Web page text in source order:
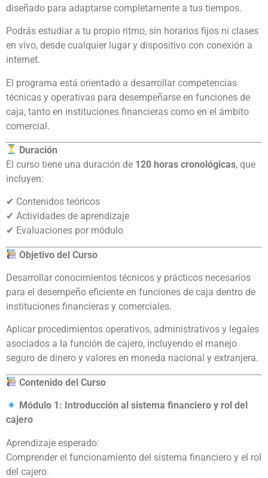
diseñado para adaptarse completamente a tus tiempos.
Podrás estudiar a tu propio ritmo, sin horarios fijos ni clases
en vivo, desde cualquier lugar y dispositivo con conexión a
internet.
El programa está orientado a desarrollar competencias
técnicas y operativas para desempeñarse en funciones de
caja, tanto en instituciones financieras como en el ámbito
comercial.
Duración
El curso tiene una duración de 120 horas cronológicas, que
incluyen:
✔ Contenidos teóricos
✔ Actividades de aprendizaje
✔ Evaluaciones por módulo
Objetivo del Curso
Desarrollar conocimientos técnicos y prácticos necesarios
para el desempeño eficiente en funciones de caja dentro de
instituciones financieras y comerciales.
Aplicar procedimientos operativos, administrativos y legales
asociados a la función de cajero, incluyendo el manejo
seguro de dinero y valores en moneda nacional y extranjera.
Contenido del Curso
Módulo 1: Introducción al sistema financiero y rol del
cajero
Aprendizaje esperado:
Comprender el funcionamiento del sistema financiero y el rol
del cajero.